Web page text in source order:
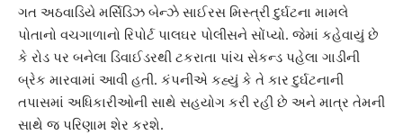
ગત અઠવાડિયે મર્સિડિઝ બેન્ઝે સાઈરસ મિસ્ત્રી દુર્ઘટના મામલે
પોતાનો વચગાળાનો રિપોર્ટ પાલઘર પોલીસને સોંપ્યો. જેમાં કહેવાયું છે
કે રોડ પર બનેલા ડિવાઈડરથી ટકરાતા પાંચ સેકન્ડ પહેલા ગાડીની
બ્રેક મારવામાં આવી હતી. કંપનીએ કહ્યું કે તે કાર દુર્ઘટનાની
તપાસમાં અધિકારીઓની સાથે સહયોગ કરી રહી છે અને માત્ર તેમની
સાથે જ પરિણામ શેર કરશે.